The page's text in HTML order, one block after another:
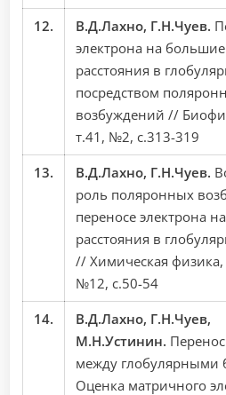
12.
В.Д.Лахно, Г.Н.Чуев.
электрона на большие
расстояния в
посредством
возбуждений //
т.41, №2, с.313-319
13.
В.Д.Лахно, Г.Н.Чуев.
роль поляронных
переносе электрона
расстояния в
// Химическая физика,
№12, с.50-54
14.
В.Д.Лахно, Г.Н.Чуев,
М.Н.Устинин.
между глобулярными
Оценка матричного